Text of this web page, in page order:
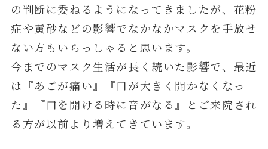
の判断に委ねるようになってきましたが、花粉
症や黄砂などの影響でなかなかマスクを手放せ
ない方もいらっしゃると思います。
今までのマスク生活が長く続いた影響で、最近
は『あごが痛い』『口が大きく開かなくなっ
た』『口を開ける時に音がなる』とご来院され
る方が以前より増えてきています。